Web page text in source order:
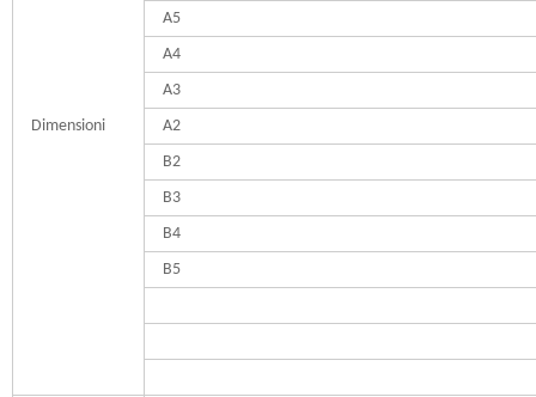
Dimensioni
A5
A4
A3
A2
B2
B3
B4
B5